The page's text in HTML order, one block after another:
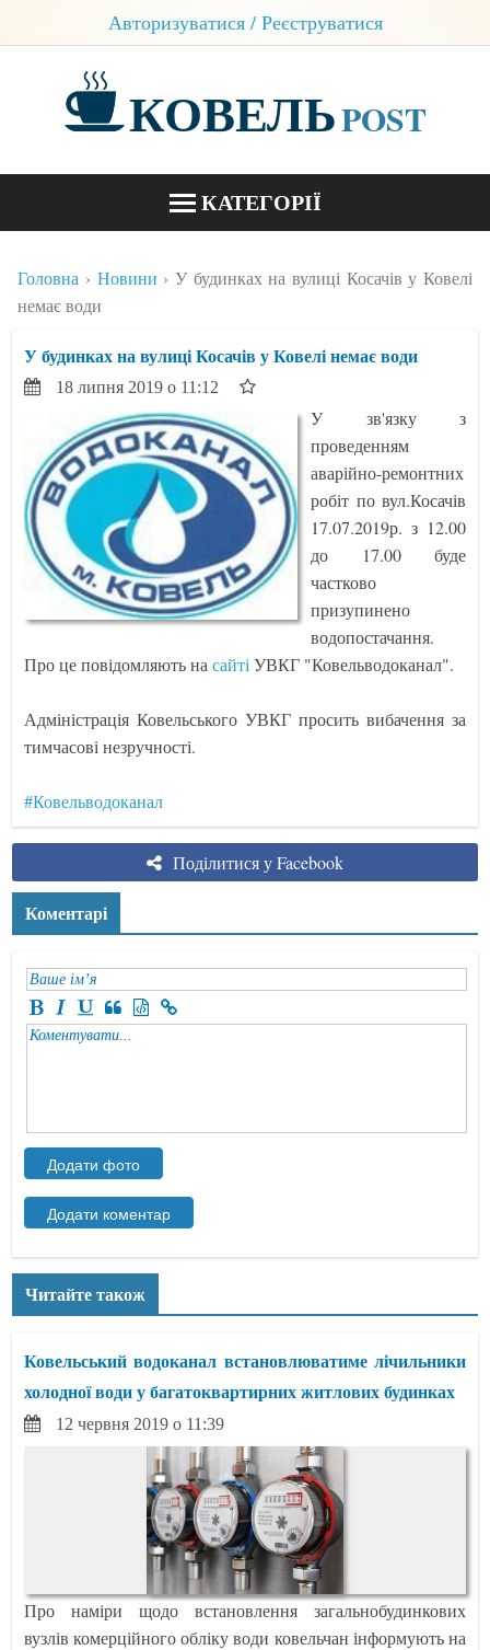
Авторизуватися / Реєструватися
КОВЕЛЬPOST
КАТЕГОРІЇ
КОНТАКТИ
Головна Новини
У будинках на вулиці Косачів у Ковелі
немає води
У будинках на вулиці Косачів у Ковелі немає води
18 липня 2019 о 11:12
У зв'язку з
проведенням
аварійно-ремонтних
робіт по вул.Косачів
17.07.2019р. з 12.00
до 17.00 буде
частково
призупинено
водопостачання.
Про це повідомляють насайті УВКГ "Ковельводоканал".
Адміністрація Ковельського УВКГ просить вибачення за
тимчасові незручності.
#Ковельводоканал
Поділитися у Facebook
Коментарі
Читайте також
Ковельський водоканал встановлюватиме лічильники
холодної води у багатоквартирних житлових будинках
12 червня 2019 о 11:39
Про наміри щодо встановлення загальнобудинкових
вузлів комерційного обліку води ковельчан інформують на